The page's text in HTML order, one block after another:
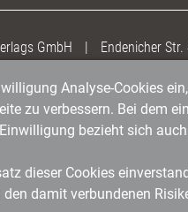
GmbH | Endenicher Str.
Analyse-Cookies
zu verbessern. Bei dem
bezieht sich
dieser Cookies
damit verbundenen